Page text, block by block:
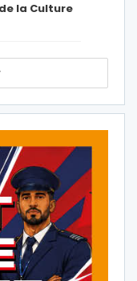
la Culture